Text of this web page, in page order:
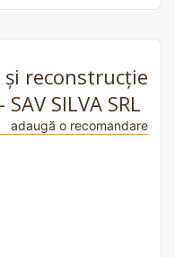
reconstrucție
SILVA SRL
adaugă o recomandare